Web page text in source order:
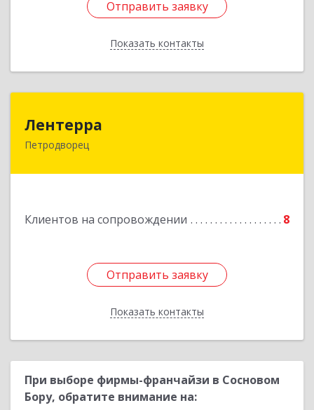
Отправить заявку
Показать контакты
Отправить заявку
Назад
Лентерра
Петродворец
Клиентов на сопровождении 8
Отправить заявку
Показать контакты
198517, Санкт-Петербург, Петергоф г,
Отправить заявку
Назад
При выборе фирмы-франчайзи в Сосновом
Бору, обратите внимание на: